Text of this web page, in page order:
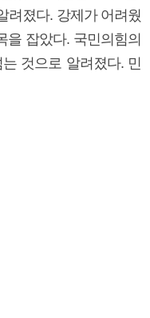
려졌다. 강제가 어려웠
을 잡았다. 국민의힘의
것으로 알려졌다. 민